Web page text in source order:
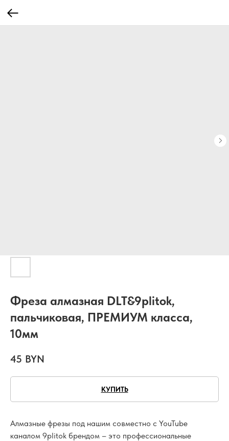
Фреза алмазная DLT&9plitok,
пальчиковая, ПРЕМИУМ класса,
10мм
45 BYN
КУПИТЬ
Алмазные фрезы под нашим совместно с YouTube
каналом 9plitok брендом – это профессиональные